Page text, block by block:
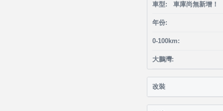
車型: 車庫尚無新增！
年份:
0-100km:
大鵬灣:
改裝